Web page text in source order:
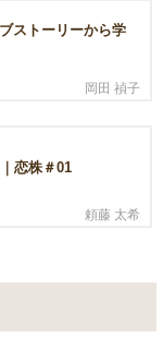
ストーリーから学
岡田 禎子
恋株＃01
頼藤 太希